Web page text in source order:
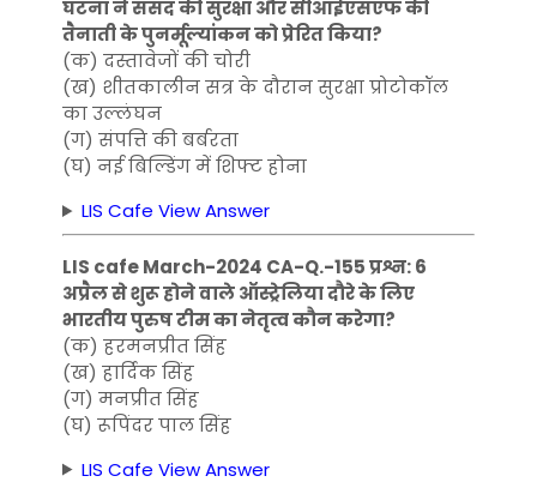
घटना ने संसद की सुरक्षा और सीआईएसएफ की
तैनाती के पुनर्मूल्यांकन को प्रेरित किया?
(क) दस्तावेजों की चोरी
(ख) शीतकालीन सत्र के दौरान सुरक्षा प्रोटोकॉल
का उल्लंघन
(ग) संपत्ति की बर्बरता
(घ) नई बिल्डिंग में शिफ्ट होना
LIS Cafe View Answer
LIS cafe March-2024 CA-Q.-155 प्रश्न: 6
अप्रैल से शुरू होने वाले ऑस्ट्रेलिया दौरे के लिए
भारतीय पुरुष टीम का नेतृत्व कौन करेगा?
(क) हरमनप्रीत सिंह
(ख) हार्दिक सिंह
(ग) मनप्रीत सिंह
(घ) रूपिंदर पाल सिंह
LIS Cafe View Answer